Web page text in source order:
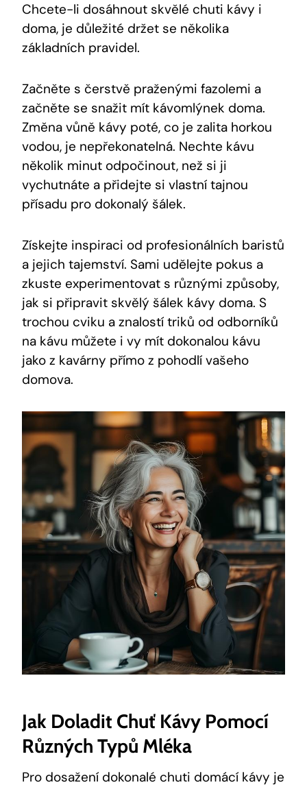
Chcete-li dosáhnout skvělé chuti kávy i
doma, je důležité držet se několika
základních pravidel.
Začněte s čerstvě praženými fazolemi a
začněte se snažit mít kávomlýnek doma.
Změna vůně kávy poté, co je zalita horkou
vodou, je nepřekonatelná. Nechte kávu
několik minut odpočinout, než si ji
vychutnáte a přidejte si vlastní tajnou
přísadu pro dokonalý šálek.
Získejte inspiraci od profesionálních baristů
a jejich tajemství. Sami udělejte pokus a
zkuste experimentovat s různými způsoby,
jak si připravit skvělý šálek kávy doma. S
trochou cviku a znalostí triků od odborníků
na kávu můžete i vy mít dokonalou kávu
jako z kavárny přímo z pohodlí vašeho
domova.
Jak Doladit Chuť Kávy Pomocí
Různých Typů Mléka
Pro dosažení dokonalé chuti domácí kávy je